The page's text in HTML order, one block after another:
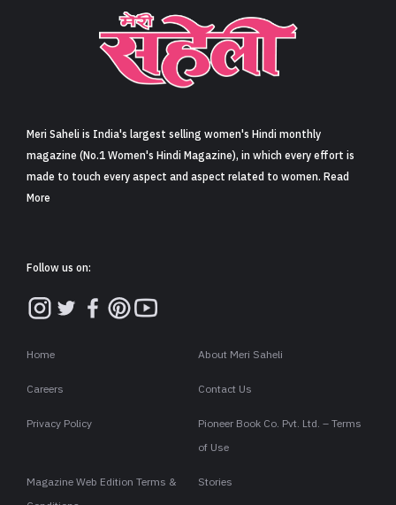
नेशनल हैंडलूम डे पर बुनकर को लेकर कंगना रनौत की सराहनीय
अपील (Kangana Ranaut’s commendable appeal
regarding weavers on National Handloom Day)
जब भी स्वेदशी चीज़ों के इस्तेमाल की बात आती है तब हमारे प्रधानमंत्री उसका
अग्रणी रहे हैं. चूंकि आज राष्ट्रीय हस्तकरघा दिवस (नेशनल हैंडलूम डे) है पर
सभी को इसे अपनाने और ख़रीदने की भी अपील की.
इसी ़फेहरिस्त में कंगना रनौत ने भी अपने सोशल मीडिया के इंस्टाग्राम
अकाउंट पर वीडियो साझा करके अपने मन की बात कही. उन्होंने भी लोगों को
नमस्ते दोस्तों,